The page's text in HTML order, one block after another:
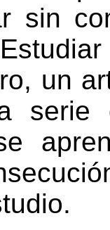
sin
un
serie